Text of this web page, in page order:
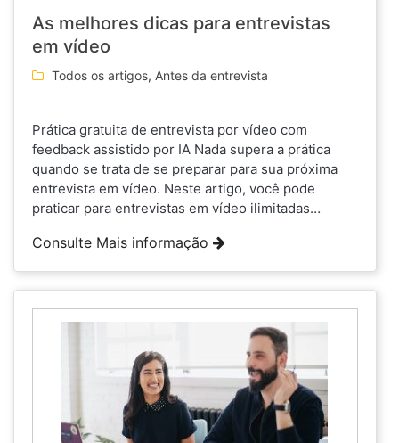
As melhores dicas para entrevistas
em vídeo
Todos os artigos, Antes da entrevista
Prática gratuita de entrevista por vídeo com
feedback assistido por IA Nada supera a prática
quando se trata de se preparar para sua próxima
entrevista em vídeo. Neste artigo, você pode
praticar para entrevistas em vídeo ilimitadas…
Consulte Mais informação